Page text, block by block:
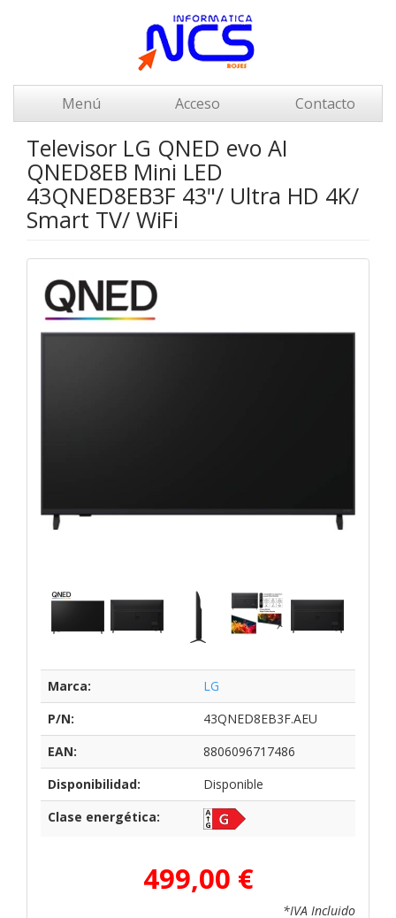
Menú Acceso Contacto
Televisor LG QNED evo AI
QNED8EB Mini LED
43QNED8EB3F 43"/ Ultra HD 4K/
Smart TV/ WiFi
Marca:
LG
P/N:
43QNED8EB3F.AEU
EAN:
8806096717486
Disponibilidad:
Disponible
Clase energética:
499,00 €
*IVA Incluido